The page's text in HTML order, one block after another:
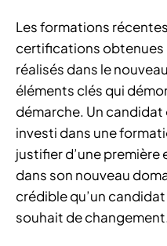
Les formations
certifications obtenues
réalisés dans le
éléments clés qui
démarche. Un candidat
investi dans une
justifier d’une
dans son nouveau
crédible qu’un
souhait de